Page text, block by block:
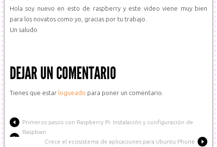
Hola soy nuevo en esto de raspberry y este video viene muy bien
para los novatos como yo, gracias por tu trabajo.
Un saludo
DEJAR UN COMENTARIO
Tienes que estar logueado para poner un comentario.
Primeros pasos con Raspberry Pi: Instalación y configuración de
Raspbian
Crece el ecosistema de aplicaciones para Ubuntu Phone